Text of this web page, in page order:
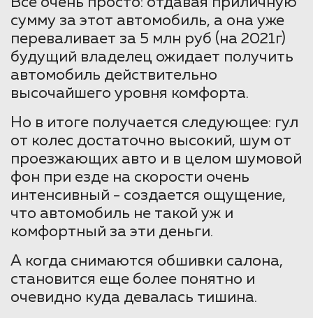
сумму за этот автомобиль, а она уже
переваливает за 5 млн руб (на 2021г)
будущий владелец ожидает получить
автомобиль действительно
высочайшего уровня комфорта.
Но в итоге получается следующее: гул
от колес достаточно высокий, шум от
проезжающих авто и в целом шумовой
фон при езде на скорости очень
интенсивный - создается ощущение,
что автомобиль не такой уж и
комфортный за эти деньги.
А когда снимаются обшивки салона,
становится еще более понятно и
очевидно куда девалась тишина.